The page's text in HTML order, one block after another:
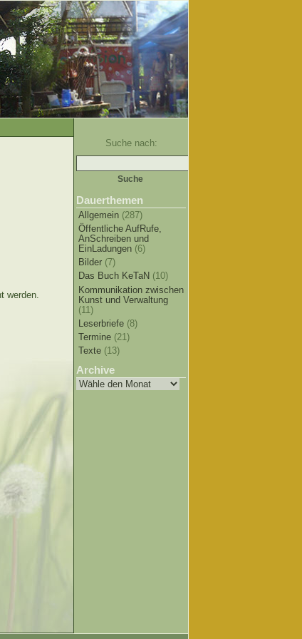
Suche nach:
Dauerthemen
Allgemein (287)
Öffentliche AufRufe,
AnSchreiben und
EinLadungen (6)
Bilder (7)
Das Buch KeTaN (10)
Kommunikation zwischen
Kunst und Verwaltung
(11)
Leserbriefe (8)
Termine (21)
Texte (13)
Archive
werden.